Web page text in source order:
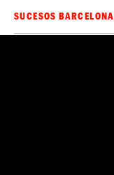
SUCESOS BARCELONA